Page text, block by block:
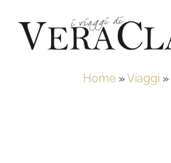
Home »Viaggi »